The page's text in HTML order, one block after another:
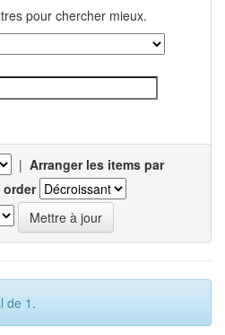
pour chercher mieux.
| Arranger les items par
order
de 1.